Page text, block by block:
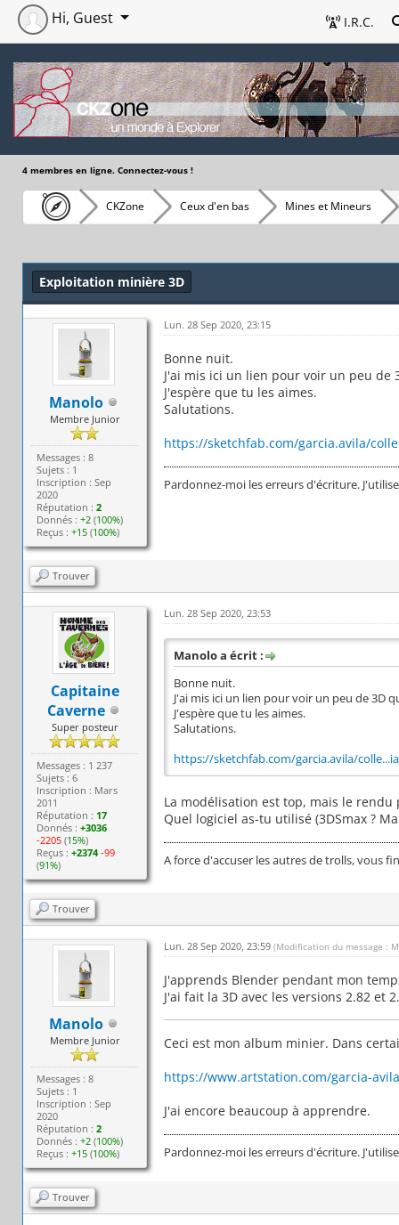
I.R.C.
Hi, Guest
4 membres en ligne. Connectez-vous !
CKZone Ceux d'en bas Mines et Mineurs
Exploitation minière 3D
Manolo
Membre Junior
Messages : 8
Sujets : 1
Inscription : Sep
2020
Réputation :2
Donnés :+2 (100%)
Reçus :+15 (100%)
Lun. 28 Sep 2020, 23:15
Bonne nuit.
J'ai mis ici un lien pour voir un peu
J'espère que tu les aimes.
Salutations.
https://sketchfab.com/garcia.avila/
Pardonnez-moi les erreurs d'écriture.
Trouver
Capitaine
Caverne
Super posteur
Messages : 1 237
Sujets : 6
Inscription : Mars
2011
Réputation : 17
Donnés :+3036
-2205 (15%)
Reçus :+2374 -99
(91%)
Lun. 28 Sep 2020, 23:53
Manolo a écrit :
Bonne nuit.
J'ai mis ici un lien pour voir un peu de 3D
J'espère que tu les aimes.
Salutations.
https://sketchfab.com/garcia.avila/
La modélisation est top, mais le rendu
Quel logiciel as-tu utilisé (3DSmax ?
A force d'accuser les autres de trolls, vous
Trouver
Manolo
Membre Junior
Messages : 8
Sujets : 1
Inscription : Sep
2020
Réputation :2
Donnés :+2 (100%)
Reçus :+15 (100%)
Lun. 28 Sep 2020, 23:59 (Modification du message :
J'apprends Blender pendant mon
J'ai fait la 3D avec les versions 2.82 et
Ceci est mon album minier. Dans
https://www.artstation.com/garcia-
J'ai encore beaucoup à apprendre.
Pardonnez-moi les erreurs d'écriture.
Trouver